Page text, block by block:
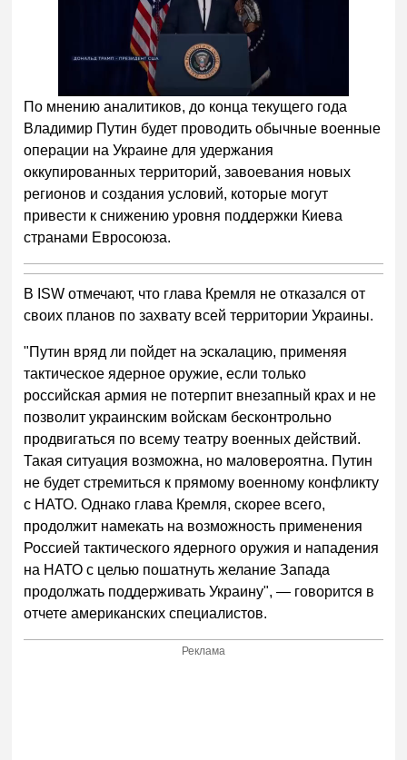
Следующее видео через
5
Отмена
По мнению аналитиков, до конца текущего года
Владимир Путин будет проводить обычные военные
операции на Украине для удержания
оккупированных территорий, завоевания новых
регионов и создания условий, которые могут
привести к снижению уровня поддержки Киева
странами Евросоюза.
В ISW отмечают, что глава Кремля не отказался от
своих планов по захвату всей территории Украины.
"Путин вряд ли пойдет на эскалацию, применяя
тактическое ядерное оружие, если только
российская армия не потерпит внезапный крах и не
позволит украинским войскам бесконтрольно
продвигаться по всему театру военных действий.
Такая ситуация возможна, но маловероятна. Путин
не будет стремиться к прямому военному конфликту
с НАТО. Однако глава Кремля, скорее всего,
продолжит намекать на возможность применения
Россией тактического ядерного оружия и нападения
на НАТО с целью пошатнуть желание Запада
продолжать поддерживать Украину", — говорится в
отчете американских специалистов.
Реклама